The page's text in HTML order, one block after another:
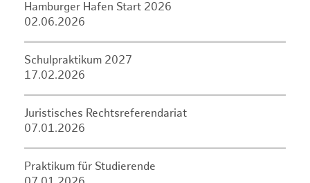
Hamburger Hafen Start 2026
02.06.2026
Schulpraktikum 2027
17.02.2026
Juristisches Rechtsreferendariat
07.01.2026
Praktikum für Studierende